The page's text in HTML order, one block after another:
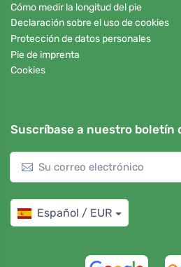
Cómo medir la longitud del pie
Declaración sobre el uso de cookies
Protección de datos personales
Pie de imprenta
Cookies
Suscríbase a nuestro boletín
Español / EUR